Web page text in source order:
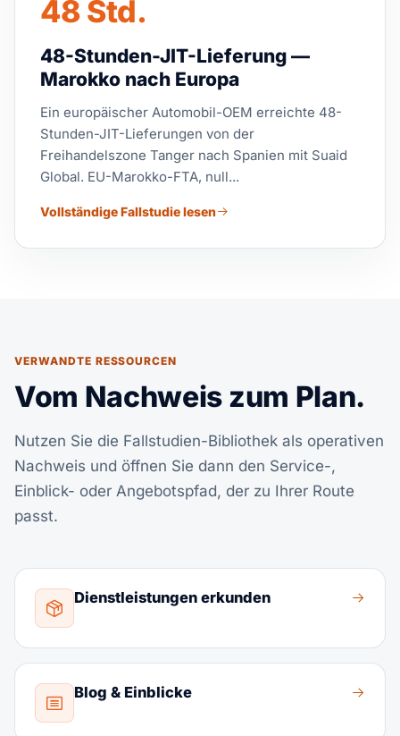
48 Std.
48-Stunden-JIT-Lieferung —
Marokko nach Europa
Ein europäischer Automobil-OEM erreichte 48-
Stunden-JIT-Lieferungen von der
Freihandelszone Tanger nach Spanien mit Suaid
Global. EU-Marokko-FTA, null...
Vollständige Fallstudie lesen
VERWANDTE RESSOURCEN
Vom Nachweis zum Plan.
Nutzen Sie die Fallstudien-Bibliothek als operativen
Nachweis und öffnen Sie dann den Service-,
Einblick- oder Angebotspfad, der zu Ihrer Route
passt.
Dienstleistungen erkunden
Blog & Einblicke